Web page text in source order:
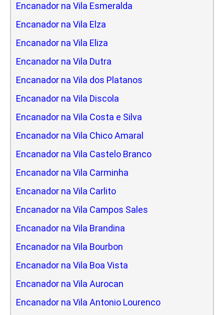
Encanador na Vila Esmeralda
Encanador na Vila Elza
Encanador na Vila Eliza
Encanador na Vila Dutra
Encanador na Vila dos Platanos
Encanador na Vila Discola
Encanador na Vila Costa e Silva
Encanador na Vila Chico Amaral
Encanador na Vila Castelo Branco
Encanador na Vila Carminha
Encanador na Vila Carlito
Encanador na Vila Campos Sales
Encanador na Vila Brandina
Encanador na Vila Bourbon
Encanador na Vila Boa Vista
Encanador na Vila Aurocan
Encanador na Vila Antonio Lourenco